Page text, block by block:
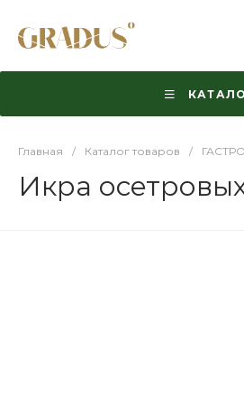
Главная / Каталог товаров /
Икра